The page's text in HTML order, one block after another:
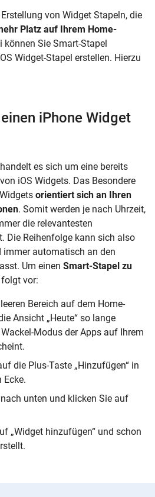
von Widget Stapeln, die
Platz auf Ihrem Home-
können Sie Smart-Stapel
Widget-Stapel erstellen. Hierzu
iPhone Widget
es sich um eine bereits
iOS Widgets. Das Besondere
orientiert sich an Ihren
. Somit werden je nach Uhrzeit,
die relevantesten
Die Reihenfolge kann sich also
automatisch an den
Um einen Smart-Stapel zu
folgt vor:
Bereich auf dem Home-
Ansicht „Heute“ so lange
Modus der Apps auf Ihrem
die Plus-Taste „Hinzufügen“ in
Ecke.
unten und klicken Sie auf
„Widget hinzufügen“ und schon